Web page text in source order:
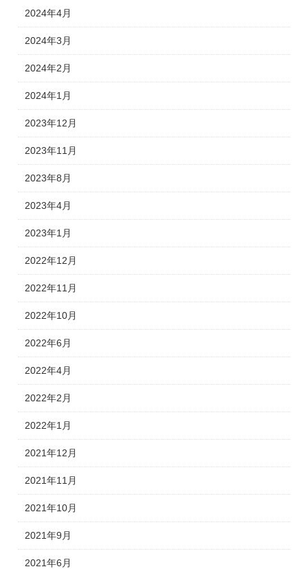
2024年4月
2024年3月
2024年2月
2024年1月
2023年12月
2023年11月
2023年8月
2023年4月
2023年1月
2022年12月
2022年11月
2022年10月
2022年6月
2022年4月
2022年2月
2022年1月
2021年12月
2021年11月
2021年10月
2021年9月
2021年6月